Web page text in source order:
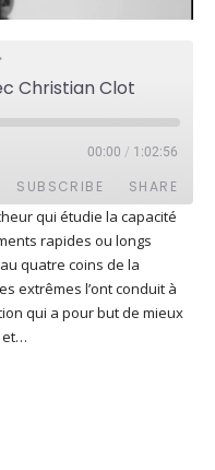
Christian Clot
00:00 / 1:02:56
SUBSCRIBE SHARE
Deezer
PocketCasts
RSS
qui étudie la capacité
rapides ou longs
quatre coins de la
extrêmes l’ont conduit à
qui a pour but de mieux
et…